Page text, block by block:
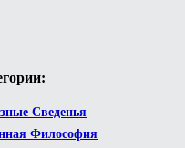
Сведенья
Философия